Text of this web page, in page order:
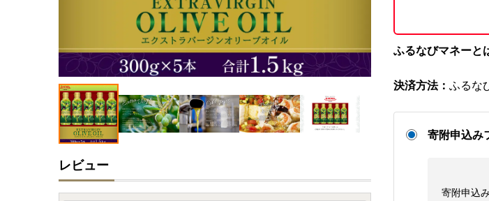
ふるなびマネーと
決済方法： ふるな
寄附申込み
寄附申込
レビュー